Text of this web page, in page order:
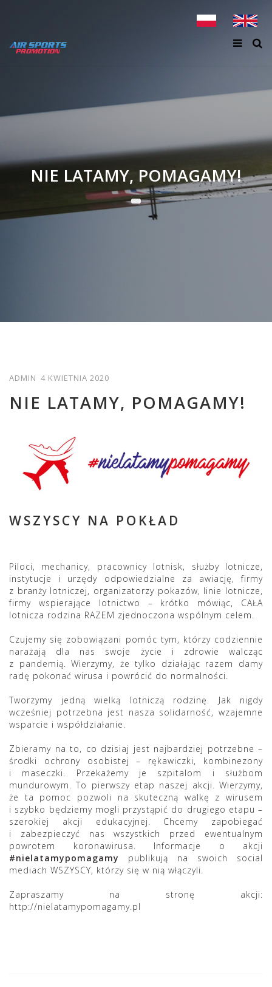
NIE LATAMY, POMAGAMY!
ADMIN 4 KWIETNIA 2020
NIE LATAMY, POMAGAMY!
WSZYSCY NA POKŁAD
Piloci, mechanicy, pracownicy lotnisk, służby lotnicze,
instytucje i urzędy odpowiedzialne za awiację, firmy
z branży lotniczej, organizatorzy pokazów, linie lotnicze,
firmy wspierające lotnictwo – krótko mówiąc, CAŁA
lotnicza rodzina RAZEM zjednoczona wspólnym celem.
Czujemy się zobowiązani pomóc tym, którzy codziennie
narażają dla nas swoje życie i zdrowie walcząc
z pandemią. Wierzymy, że tylko działając razem damy
radę pokonać wirusa i powrócić do normalności.
Tworzymy jedną wielką lotniczą rodzinę. Jak nigdy
wcześniej potrzebna jest nasza solidarność, wzajemne
wsparcie i współdziałanie.
Zbieramy na to, co dzisiaj jest najbardziej potrzebne –
środki ochrony osobistej – rękawiczki, kombinezony
i maseczki. Przekażemy je szpitalom i służbom
mundurowym. To pierwszy etap naszej akcji. Wierzymy,
że ta pomoc pozwoli na skuteczną walkę z wirusem
i szybko będziemy mogli przystąpić do drugiego etapu –
szerokiej akcji edukacyjnej. Chcemy zapobiegać
i zabezpieczyć nas wszystkich przed ewentualnym
powrotem koronawirusa. Informacje o akcji
#nielatamypomagamy
publikują na swoich social
mediach WSZYSCY, którzy się w nią włączyli.
Zapraszamy na stronę akcji:
http://nielatamypomagamy.pl